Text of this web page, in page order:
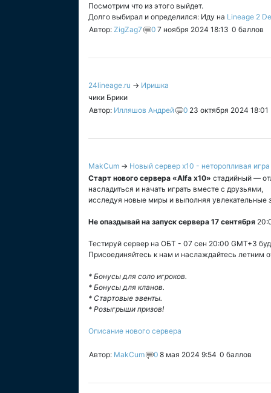
Посмотрим что из этого выйдет.
Долго выбирал и определился: Иду на Lineage 2
Автор: ZigZag7 0 7 ноября 2024 18:13 0 баллов
24lineage.ru → Иришка
чики Брики
Автор: Илляшов Андрей 0 23 октября 2024 18:01
MakCum → Новый сервер x10 - неторопливая
Старт нового сервера «Alfa x10» стадийный —
насладиться и начать играть вместе с друзьями,
исследуя новые миры и выполняя увлекательные
Не опаздывай на запуск сервера 17 сентября
Тестируй сервер на ОБТ - 07 сен 20:00 GMT+3
Присоединяйтесь к нам и наслаждайтесь летним
* Бонусы для соло игроков.
* Бонусы для кланов.
* Стартовые эвенты.
* Розыгрыши призов!
Описание нового сервера
Автор: MakCum 0 8 мая 2024 9:54 0 баллов